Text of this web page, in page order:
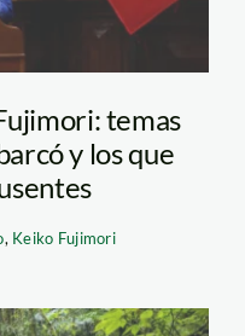
temas
y los que
, Keiko Fujimori